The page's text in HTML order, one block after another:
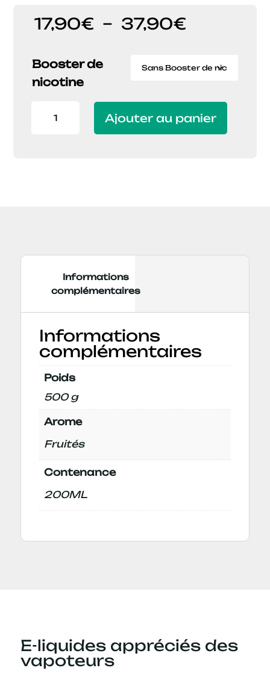
17,90€ – 37,90€
17,90€
Booster de
nicotine
Ajouter au panier
Informations
complémentaires
Informations
complémentaires
Poids
500 g
Arome
Fruités
Contenance
200ML
E-liquides appréciés des
vapoteurs